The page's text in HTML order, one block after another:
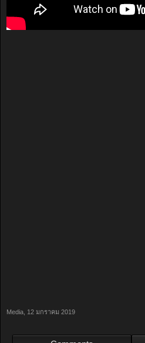
Media 12 มกราคม 2019